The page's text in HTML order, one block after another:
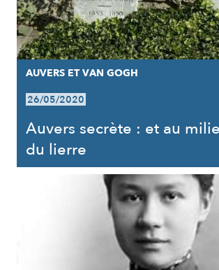
AUVERS ET VAN GOGH
26/05/2020
Auvers secrète : et au
du lierre